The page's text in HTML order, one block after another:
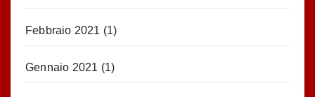
Febbraio 2021 (1)
Gennaio 2021 (1)